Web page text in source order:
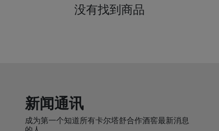
没有找到商品
新闻通讯
成为第一个知道所有卡尔塔舒合作酒窖最新消息